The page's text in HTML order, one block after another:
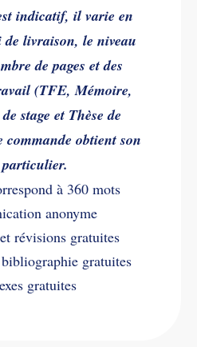
indicatif, il varie en
livraison, le niveau
de pages et des
(TFE, Mémoire,
stage et Thèse de
obtient son
particulier.
à 360 mots
anonyme
révisions gratuites
gratuites
gratuites